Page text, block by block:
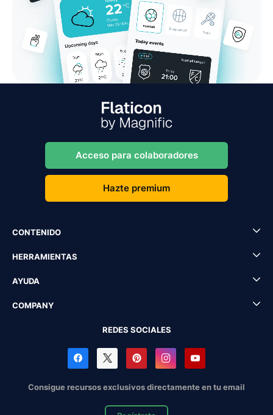
Acceso para colaboradores
Hazte premium
CONTENIDO
HERRAMIENTAS
AYUDA
COMPANY
REDES SOCIALES
Consigue recursos exclusivos directamente en tu email